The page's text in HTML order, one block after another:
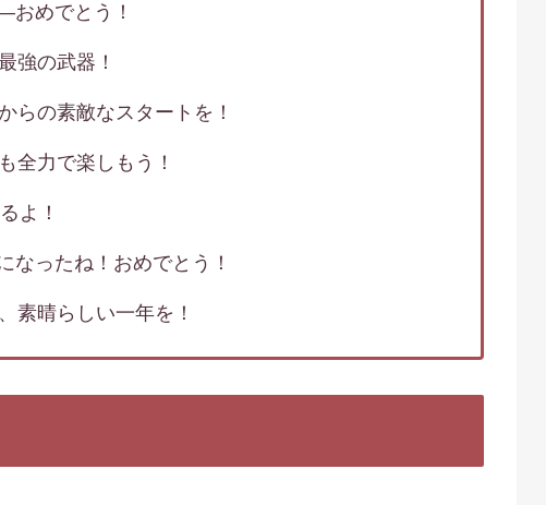
おめでとう！
強の武器！
らの素敵なスタートを！
全力で楽しもう！
よ！
なったね！おめでとう！
素晴らしい一年を！